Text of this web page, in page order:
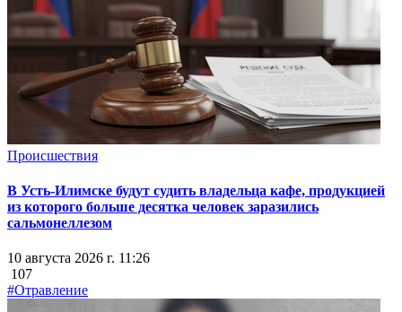
Происшествия
В Усть-Илимске будут судить владельца кафе, продукцией
из которого больше десятка человек заразились
сальмонеллезом
10 августа 2026 г. 11:26
107
#Отравление